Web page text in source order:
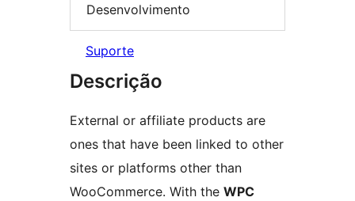
Desenvolvimento
Suporte
Descrição
External or affiliate products are
ones that have been linked to other
sites or platforms other than
WooCommerce. With the WPC